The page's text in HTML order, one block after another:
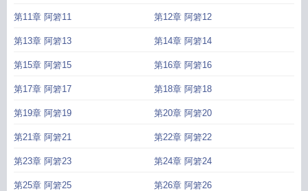
第11章 阿箬11 第12章 阿箬12
第13章 阿箬13 第14章 阿箬14
第15章 阿箬15 第16章 阿箬16
第17章 阿箬17 第18章 阿箬18
第19章 阿箬19 第20章 阿箬20
第21章 阿箬21 第22章 阿箬22
第23章 阿箬23 第24章 阿箬24
第25章 阿箬25 第26章 阿箬26